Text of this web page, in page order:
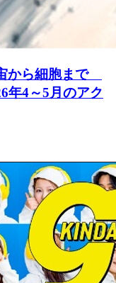
から細胞まで
年4～5月のアク